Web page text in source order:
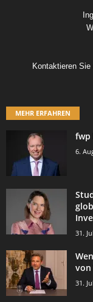
Kontaktieren Sie
MEHR ERFAHREN
fwp
6.
31.
von
31.